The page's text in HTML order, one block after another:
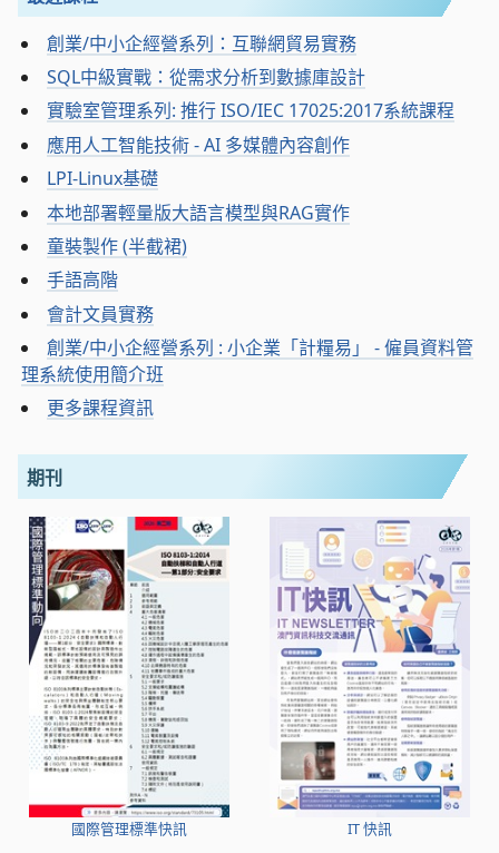
創業/中小企經營系列：互聯網貿易實務
SQL中級實戰：從需求分析到數據庫設計
實驗室管理系列: 推行 ISO/IEC 17025:2017系統課程
應用人工智能技術 - AI 多媒體內容創作
LPI-Linux基礎
本地部署輕量版大語言模型與RAG實作
童裝製作 (半截裙)
手語高階
會計文員實務
創業/中小企經營系列 : 小企業「計糧易」 - 僱員資料管
理系統使用簡介班
更多課程資訊
期刊
國際管理標準快訊 IT 快訊